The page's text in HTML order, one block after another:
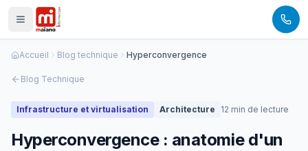
Accueil Blog technique Hyperconvergence
Blog Technique
Infrastructure et virtualisation Architecture 12 min de lecture
Hyperconvergence : anatomie d'un
Panneau de gestion des cookies